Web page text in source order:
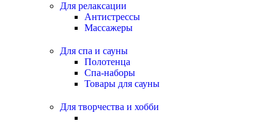
Для релаксации
Антистрессы
Массажеры
Для спа и сауны
Полотенца
Спа-наборы
Товары для сауны
Для творчества и хобби